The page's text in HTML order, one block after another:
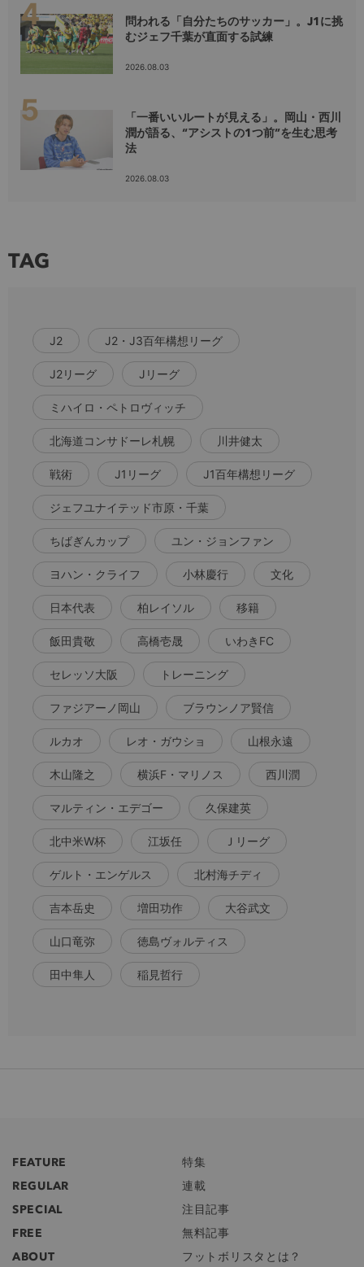
問われる「自分たちのサッカー」。J1に挑
むジェフ千葉が直面する試練
2026.08.03
「一番いいルートが見える」。岡山・西川
潤が語る、“アシストの1つ前”を生む思考
法
2026.08.03
TAG
J2 J2・J3百年構想リーグ
J2リーグ Jリーグ
ミハイロ・ペトロヴィッチ
北海道コンサドーレ札幌 川井健太
戦術 J1リーグ J1百年構想リーグ
ジェフユナイテッド市原・千葉
ちばぎんカップ ユン・ジョンファン
ヨハン・クライフ 小林慶行 文化
日本代表 柏レイソル 移籍
飯田貴敬 高橋壱晟 いわきFC
セレッソ大阪 トレーニング
ファジアーノ岡山 ブラウンノア賢信
ルカオ レオ・ガウショ 山根永遠
木山隆之 横浜F・マリノス 西川潤
マルティン・エデゴー 久保建英
北中米W杯 江坂任 Ｊリーグ
ゲルト・エンゲルス 北村海チディ
吉本岳史 増田功作 大谷武文
山口竜弥 徳島ヴォルティス
田中隼人 稲見哲行
FEATURE
特集
REGULAR
連載
SPECIAL
注目記事
FREE
無料記事
ABOUT
フットボリスタとは？